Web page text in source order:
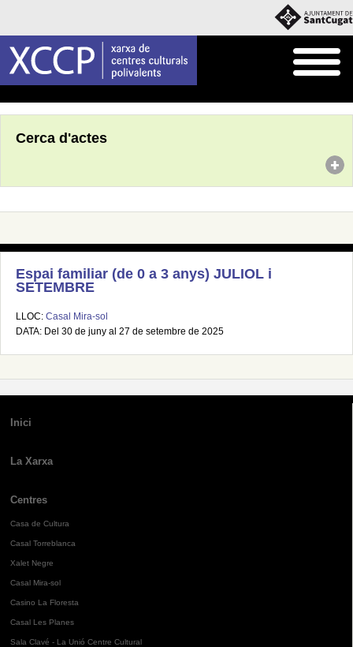
Cerca d'actes
Espai familiar (de 0 a 3 anys) JULIOL i
SETEMBRE
LLOC: Casal Mira-sol
DATA: Del 30 de juny al 27 de setembre de 2025
Inici
La Xarxa
Centres
Casa de Cultura
Casal Torreblanca
Xalet Negre
Casal Mira-sol
Casino La Floresta
Casal Les Planes
Sala Clavé - La Unió Centre Cultural